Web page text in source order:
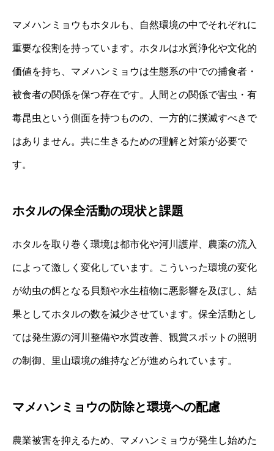
マメハンミョウもホタルも、自然環境の中でそれぞれに
重要な役割を持っています。ホタルは水質浄化や文化的
価値を持ち、マメハンミョウは生態系の中での捕食者・
被食者の関係を保つ存在です。人間との関係で害虫・有
毒昆虫という側面を持つものの、一方的に撲滅すべきで
はありません。共に生きるための理解と対策が必要で
す。
ホタルの保全活動の現状と課題
ホタルを取り巻く環境は都市化や河川護岸、農薬の流入
によって激しく変化しています。こういった環境の変化
が幼虫の餌となる貝類や水生植物に悪影響を及ぼし、結
果としてホタルの数を減少させています。保全活動とし
ては発生源の河川整備や水質改善、観賞スポットの照明
の制御、里山環境の維持などが進められています。
マメハンミョウの防除と環境への配慮
農業被害を抑えるため、マメハンミョウが発生し始めた